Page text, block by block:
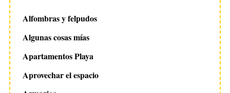
Alfombras y felpudos
Algunas cosas mías
Apartamentos Playa
Aprovechar el espacio